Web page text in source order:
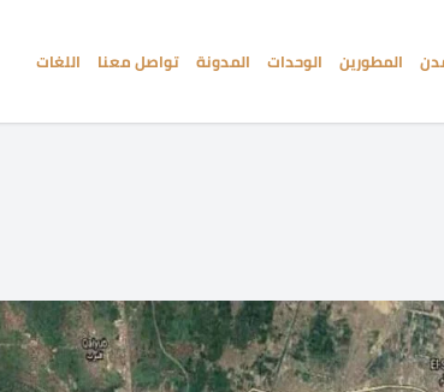
المطورين الوحدات المدونة تواصل معنا اللغات